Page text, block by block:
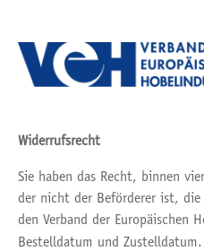
Widerrufsrecht
Sie haben das Recht, binnen
der nicht der Beförderer ist, die
den Verband der Europäischen
Bestelldatum und